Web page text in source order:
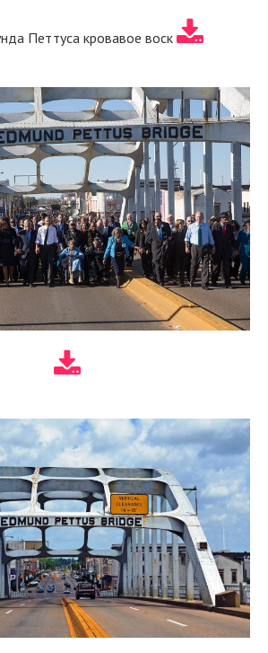
Петтуса кровавое воск